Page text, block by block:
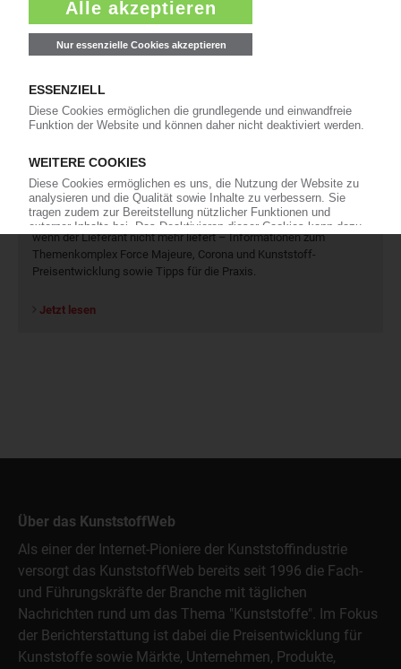
Thema "Force Majeure"
Force Majeure in der Kunststoffindustrie
Fragen und Antworten: Was Kunst­stoff­verarbeiter wissen müssen,
wenn der Lieferant nicht mehr liefert – Informationen zum
Themenkomplex Force Majeure, Corona und Kunststoff-
Preisentwicklung sowie Tipps für die Praxis.
Jetzt lesen
Über das KunststoffWeb
Als einer der Internet-Pioniere der Kunststoffindustrie
versorgt das KunststoffWeb bereits seit 1996 die Fach-
und Führungskräfte der Branche mit täglichen
Nachrichten rund um das Thema "Kunststoffe". Im Fokus
der Berichterstattung ist dabei die Preisentwicklung für
Kunststoffe sowie Märkte, Unternehmen, Produkte,